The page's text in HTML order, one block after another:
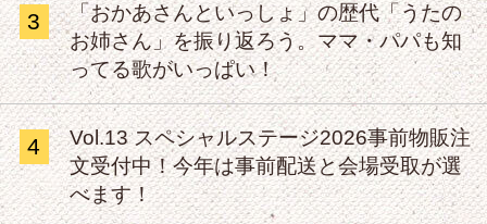
3
「おかあさんといっしょ」の歴代「うたの
お姉さん」を振り返ろう。ママ・パパも知
ってる歌がいっぱい！
4
Vol.13 スペシャルステージ2026事前物販注
文受付中！今年は事前配送と会場受取が選
べます！